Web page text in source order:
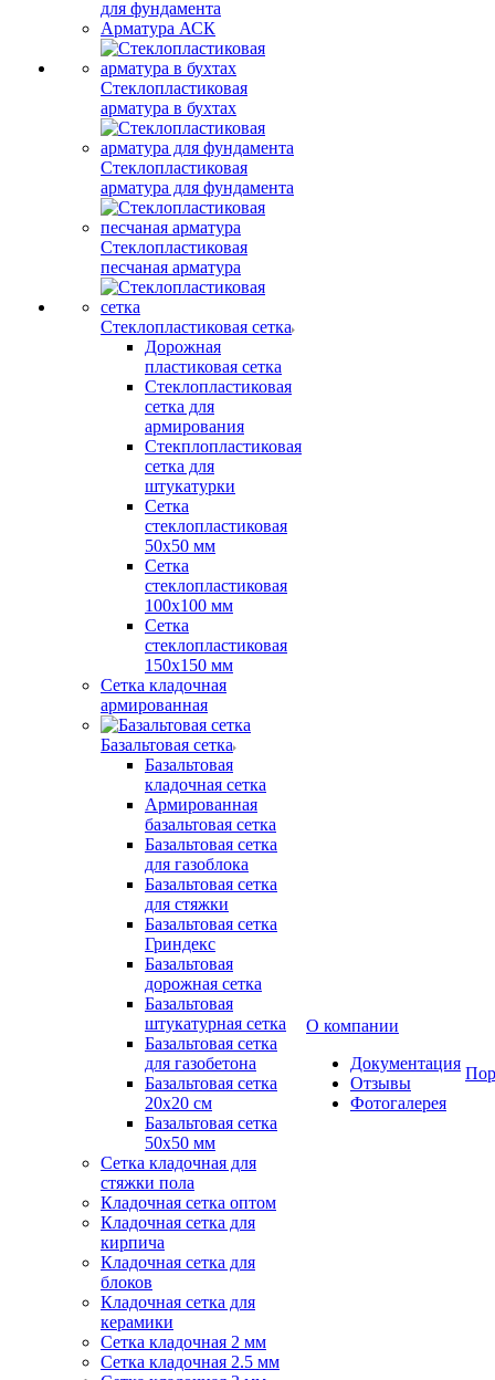
для фундамента
Арматура АСК
Стеклопластиковая
арматура в бухтах
Стеклопластиковая
арматура для фундамента
Стеклопластиковая
песчаная арматура
Стеклопластиковая сетка
Дорожная
пластиковая сетка
Стеклопластиковая
сетка для
армирования
Стекплопластиковая
сетка для
штукатурки
Сетка
стеклопластиковая
50x50 мм
Сетка
стеклопластиковая
100x100 мм
Сетка
стеклопластиковая
150x150 мм
Сетка кладочная
армированная
Базальтовая сетка
Базальтовая
кладочная сетка
Армированная
базальтовая сетка
Базальтовая сетка
для газоблока
Базальтовая сетка
для стяжки
Базальтовая сетка
Гриндекс
Базальтовая
дорожная сетка
Базальтовая
штукатурная сетка
Базальтовая сетка
для газобетона
Базальтовая сетка
20x20 см
Базальтовая сетка
50x50 мм
Сетка кладочная для
стяжки пола
Кладочная сетка оптом
Кладочная сетка для
кирпича
Кладочная сетка для
блоков
Кладочная сетка для
керамики
Сетка кладочная 2 мм
Сетка кладочная 2.5 мм
О компании
Документация
Отзывы
Фотогалерея